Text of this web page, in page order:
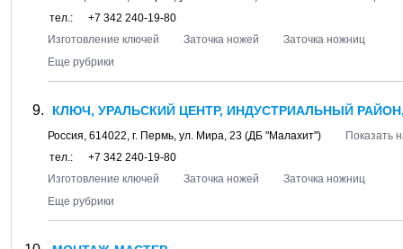
тел.:
+7 342 240-19-80
Изготовление ключей
Заточка ножей
Заточка ножниц
Еще рубрики
КЛЮЧ, УРАЛЬСКИЙ ЦЕНТР, ИНДУСТРИАЛЬНЫЙ
Россия, 614022, г. Пермь, ул. Мира, 23 (ДБ "Малахит")
Показать
тел.:
+7 342 240-19-80
Изготовление ключей
Заточка ножей
Заточка ножниц
Еще рубрики